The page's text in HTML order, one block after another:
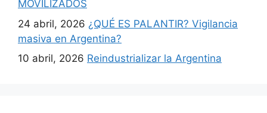
MOVILIZADOS
24 abril, 2026 ¿QUÉ ES PALANTIR? Vigilancia
masiva en Argentina?
10 abril, 2026 Reindustrializar la Argentina